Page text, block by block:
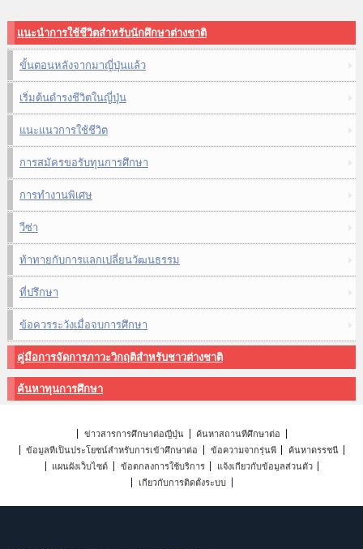
แนะนำการใช้ชีวิตสำหรับนักศึกษาต่างชาติ
ขั้นตอนหลังจากมาญี่ปุ่นแล้ว
เริ่มต้นดำรงชีวิตในญี่ปุ่น
แนะแนวการใช้ชีวิต
การสมัครขอรับทุนการศึกษา
การทำงานพิเศษ
วีซ่า
ท้าทายกับการแลกเปลี่ยนวัฒนธรรม
ที่ปรึกษา
ข้อควรระวังเมื่อจบการศึกษา
คู่มือการจัดการภาวะวิกฤติสำหรับชาวต่างชาติ
ค้นหาทุนการศึกษา
ข่าวสารการศึกษาต่อญี่ปุ่น
ค้นหาสถานที่ศึกษาต่อ
ข้อมูลที่เป็นประโยชน์สำหรับการเข้าศึกษาต่อ
ข้อความจากรุ่นพี่
ค้นหาดรรชนี
แผนผังเว็บไซต์
ข้อตกลงการใช้บริการ
แจ้งเกี่ยวกับข้อมูลส่วนตัว
เกี่ยวกับการติดตั้งระบบ